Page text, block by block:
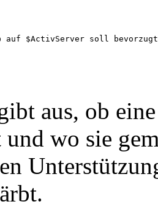
auf $ActivServer soll
aus, ob
wo sie